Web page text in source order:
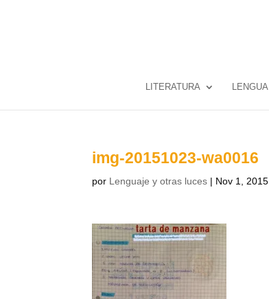
LITERATURA LENGUA
img-20151023-wa0016
por Lenguaje y otras luces | Nov 1, 2015